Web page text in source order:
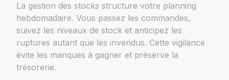
La gestion des stocks structure votre planning
hebdomadaire. Vous passez les commandes,
suivez les niveaux de stock et anticipez les
ruptures autant que les invendus. Cette vigilance
évite les manques à gagner et préserve la
trésorerie.